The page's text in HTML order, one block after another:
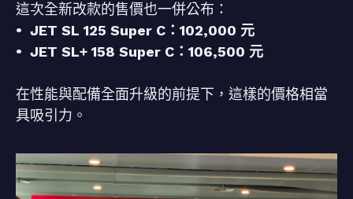
這次全新改款的售價也一併公布：
• JET SL 125 Super C：102,000 元
• JET SL+ 158 Super C：106,500 元
在性能與配備全面升級的前提下，這樣的價格相當
具吸引力。